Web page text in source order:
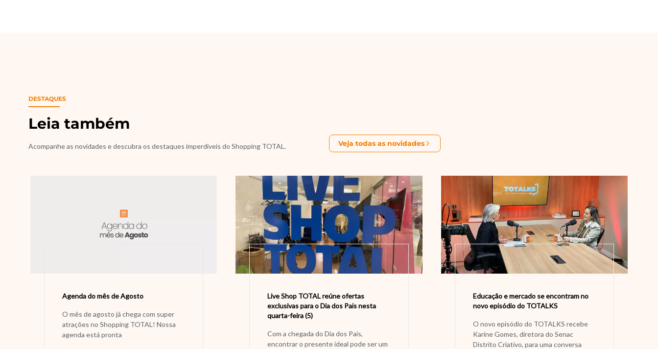
DESTAQUES
Leia também
Acompanhe as novidades e descubra os destaques imperdíveis do Shopping TOTAL. Veja todas as novidades
Agenda do mês de Agosto
O mês de agosto já chega com super
atrações no Shopping TOTAL! Nossa
agenda está pronta
Live Shop TOTAL reúne ofertas
exclusivas para o Dia dos Pais nesta
quarta-feira (5)
Com a chegada do Dia dos Pais,
encontrar o presente ideal pode ser um
Educação e mercado se encontram no
novo episódio do TOTALKS
O novo episódio do TOTALKS recebe
Karine Gomes, diretora do Senac
Distrito Criativo, para uma conversa